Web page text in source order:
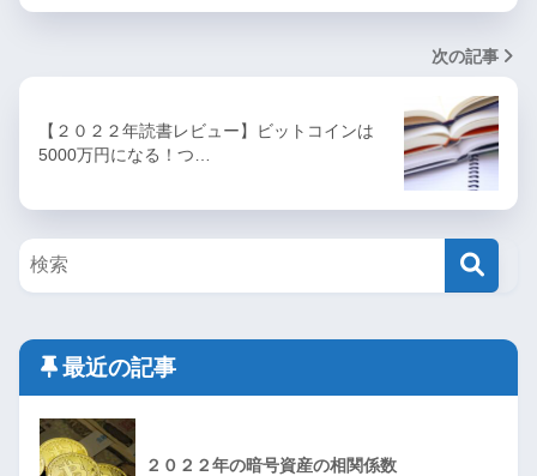
次の記事
【２０２２年読書レビュー】ビットコインは
5000万円になる！つ…
最近の記事
２０２２年の暗号資産の相関係数